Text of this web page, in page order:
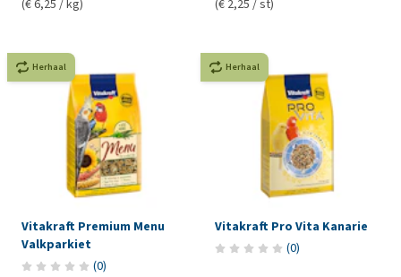
(€ 6,25 / kg)
(€ 2,25 / st)
Herhaal
Vitakraft Premium Menu
Valkparkiet
(0)
Herhaal
Vitakraft Pro Vita Kanarie
(0)